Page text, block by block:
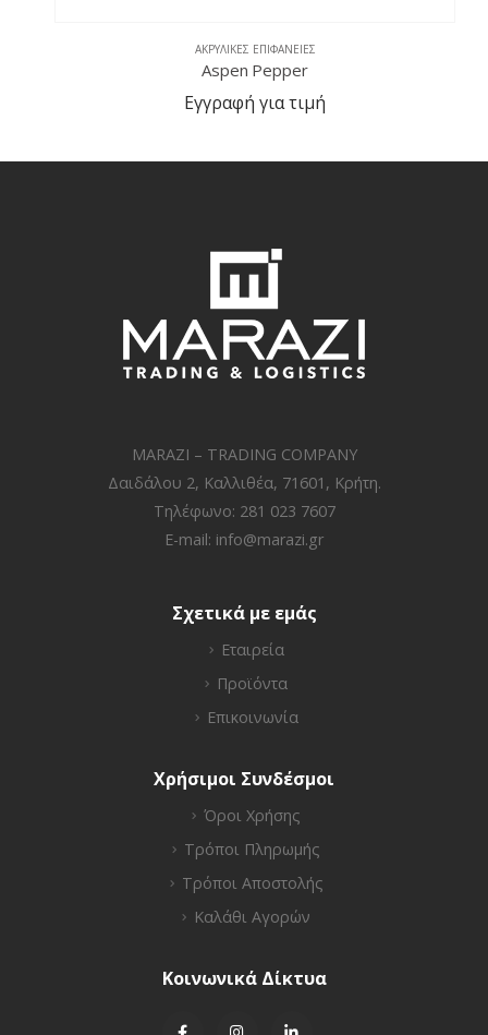
ΑΚΡΥΛΙΚΈΣ ΕΠΙΦΆΝΕΙΕΣ
Aspen Pepper
Εγγραφή για τιμή
MARAZI – TRADING COMPANY
Δαιδάλου 2, Καλλιθέα, 71601, Κρήτη.
Τηλέφωνο: 281 023 7607
E-mail: info@marazi.gr
Σχετικά με εμάς
Εταιρεία
Προϊόντα
Επικοινωνία
Χρήσιμοι Συνδέσμοι
Όροι Χρήσης
Τρόποι Πληρωμής
Τρόποι Αποστολής
Καλάθι Αγορών
Κοινωνικά Δίκτυα